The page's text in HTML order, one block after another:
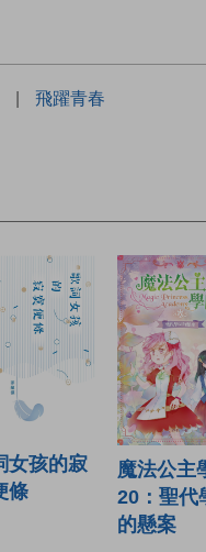
| 飛躍青春
女孩的寂
條
魔法公主
20：聖代
的懸案